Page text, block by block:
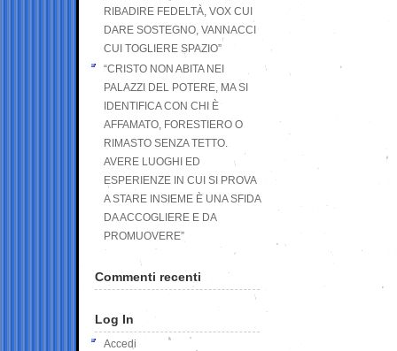
RIBADIRE FEDELTÀ, VOX CUI
DARE SOSTEGNO, VANNACCI
CUI TOGLIERE SPAZIO”
“CRISTO NON ABITA NEI
PALAZZI DEL POTERE, MA SI
IDENTIFICA CON CHI È
AFFAMATO, FORESTIERO O
RIMASTO SENZA TETTO.
AVERE LUOGHI ED
ESPERIENZE IN CUI SI PROVA
A STARE INSIEME È UNA SFIDA
DA ACCOGLIERE E DA
PROMUOVERE”
Commenti recenti
Log In
Accedi